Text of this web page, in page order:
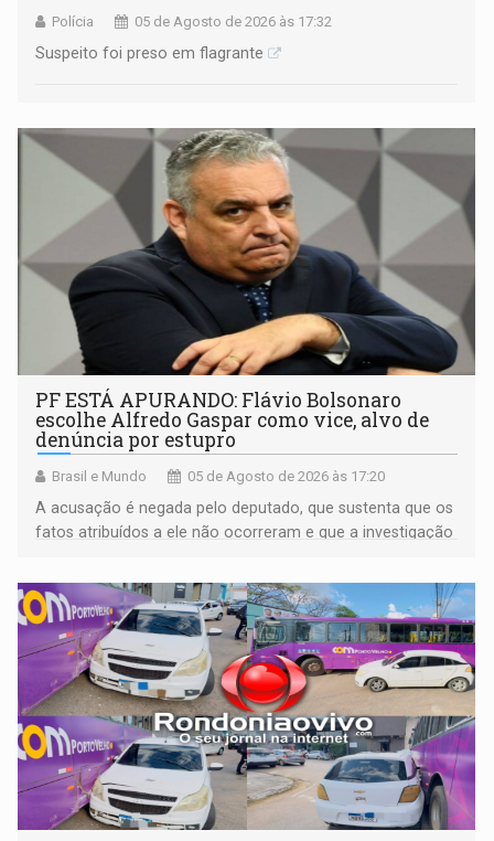
Polícia 05 de Agosto de 2026 às 17:32
Suspeito foi preso em flagrante
PF ESTÁ APURANDO: Flávio Bolsonaro
escolhe Alfredo Gaspar como vice, alvo de
denúncia por estupro
Brasil e Mundo 05 de Agosto de 2026 às 17:20
A acusação é negada pelo deputado, que sustenta que os
fatos atribuídos a ele não ocorreram e que a investigação